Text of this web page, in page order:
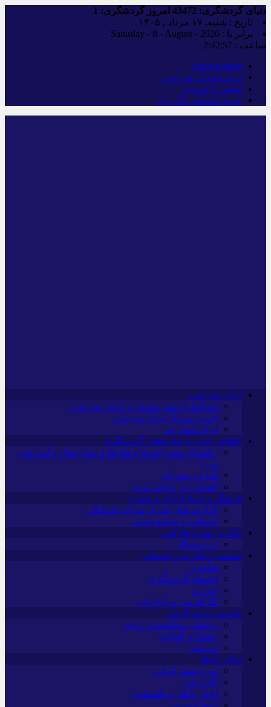
دنیای گردشگری: امروز گردشگری:
تاریخ : شنبه, ۱۷ مرداد , ۱۴۰۵
برابر با : Saturday - 8 - August - 2026
ساعت : 2:42:58
iranwaytours
درباره ایران وی تورز
تماس با سردبیر
حریم شخصی کاربران
ایران وی تورز
شرایط بازنشر محتوا در ایران وی تورز
خرید رپورتاژ ایران وی تورز
ایران سفر تور
جاهای دیدنی و جاذبه‌های گردشگری
راهنمای سفر (تورها و هتل‌ها و حمل‌و‌نقل و آموزشی
و…)
غذا و رستوران
کشاورزی و دامپروری
فرهنگ و تاریخ (ایران و جهان)
گزارش‌های خبری میراث فرهنگی
سوغات و صنایع دستی
بانک و بیمه و فارکس
ارزدیجیتال
صنعت و تجارت و خدمات
فناوری
اقتصاد گردشگری
خودرو
کارآفرینی و بازاریابی
عمومی و سرگرمی
پزشکی، سلامت و زیبایی
حقوق و قضایی
ورزشی
سایر راه‌ها
تور و سفر ایرانی
کارا دیلی
اخبار بانکی و اقتصادی
بلیط اتوبوس